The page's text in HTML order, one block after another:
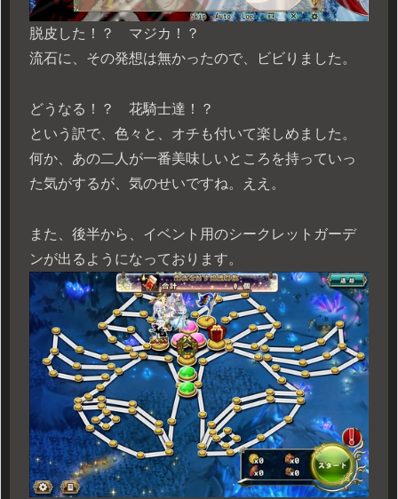
脱皮した！？ マジカ！？
流石に、その発想は無かったので、ビビりました。
どうなる！？ 花騎士達！？
という訳で、色々と、オチも付いて楽しめました。
何か、あの二人が一番美味しいところを持っていっ
た気がするが、気のせいですね。ええ。
また、後半から、イベント用のシークレットガーデ
ンが出るようになっております。